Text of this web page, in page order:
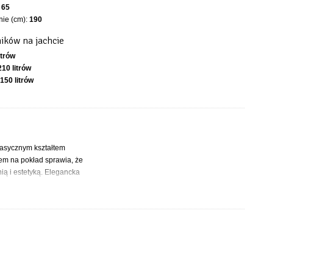
65
(cm): 190
na jachcie
litrów
150 litrów
kształtem
na pokład sprawia, że
i estetyką. Elegancka
dwa miejsca